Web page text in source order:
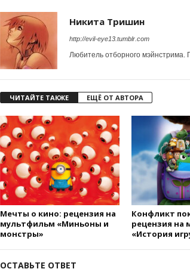
Никита Тришин
http://evil-eye13.tumblr.com
Любитель отборного мэйнстрима.
ЧИТАЙТЕ ТАКЖЕ ЕЩЁ ОТ АВТОРА
Мечты о кино: рецензия на
мультфильм «Миньоны и
монстры»
Конфликт
рецензия на
«История
ОСТАВЬТЕ ОТВЕТ